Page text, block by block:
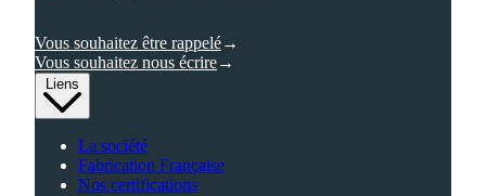
Liens
La société
Fabrication Française
Nos certifications
Vous souhaitez être rappelé
Vous souhaitez nous écrire